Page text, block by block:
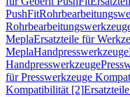
PushFit
MeplaErsatzteile für
MeplaHandpresswerkzeuge
Handpresswerkzeuge
für Presswerkzeuge
Kompatibilität [2]